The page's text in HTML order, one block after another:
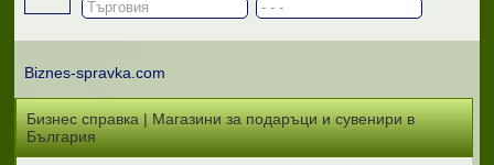
Biznes-spravka.com
Бизнес справка | Магазини за подаръци и сувенири в
България